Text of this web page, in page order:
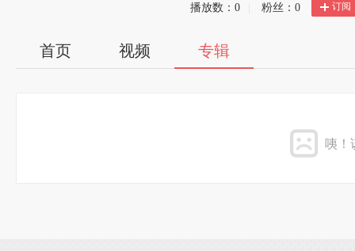
播放数： 0 粉丝： 0 订阅
首页 视频 专辑
咦！